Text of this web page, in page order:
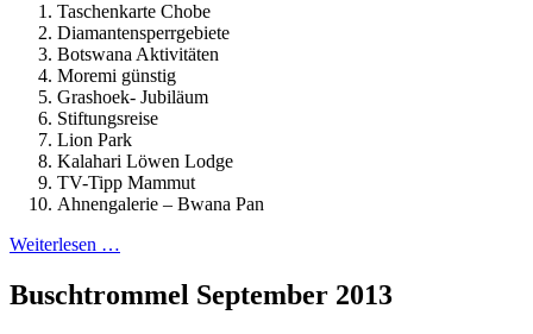
Taschenkarte Chobe
Diamantensperrgebiete
Botswana Aktivitäten
Moremi günstig
Grashoek- Jubiläum
Stiftungsreise
Lion Park
Kalahari Löwen Lodge
TV-Tipp Mammut
Ahnengalerie – Bwana Pan
Weiterlesen …
Buschtrommel September 2013